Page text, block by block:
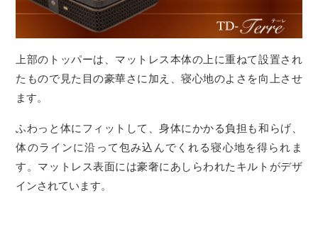
上部のトッパーは、マットレス本体の上に重ねて設置され
たもので見た目の豪華さに加え、寝心地のよさを向上させ
ます。
ふわっと体にフィットして、身体にかかる負担も和らげ、
体のラインに沿って包み込んでくれる寝心地を得られま
す。マットレス表面には豪奢にあしらわれたキルトがデザ
インされています。